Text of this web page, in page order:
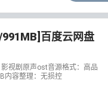
991MB]百度云网盘
视剧原声ost音源格式：高品
内容整理：无损控